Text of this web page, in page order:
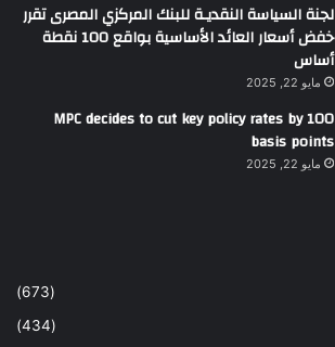
لجنة السياسة النقديـة للبنك المركزي المصرى تقرر
خفض أسعار العائد الأساسية بواقع 100 نقطة
أساس
مايو 22, 2025
MPC decides to cut key policy rates by 100
basis points
مايو 22, 2025
(673)
(434)